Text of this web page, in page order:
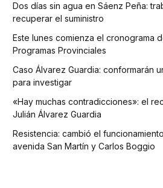
Dos días sin agua en Sáenz Peña:
recuperar el suministro
Este lunes comienza el cronograma
Programas Provinciales
Caso Álvarez Guardia: conformarán
para investigar
«Hay muchas contradicciones»: el
Julián Álvarez Guardia
Resistencia: cambió el
avenida San Martín y Carlos Boggio